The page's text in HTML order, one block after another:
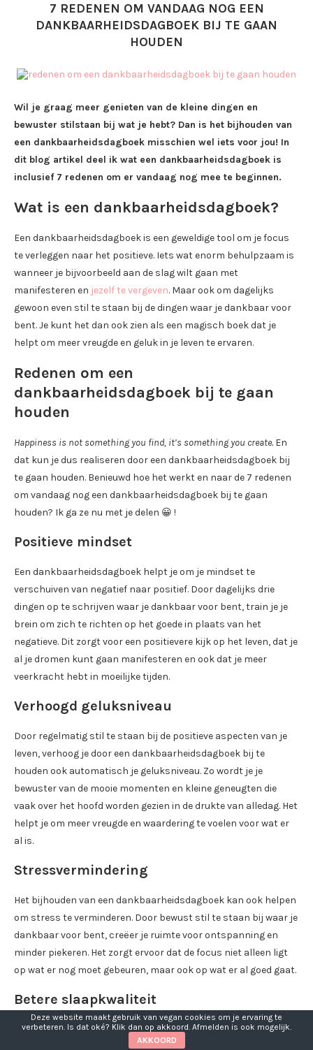
7 REDENEN OM VANDAAG NOG EEN
DANKBAARHEIDSDAGBOEK BIJ TE GAAN
HOUDEN
Wil je graag meer genieten van de kleine dingen en
bewuster stilstaan bij wat je hebt? Dan is het bijhouden van
een dankbaarheidsdagboek misschien wel iets voor jou! In
dit blog artikel deel ik wat een dankbaarheidsdagboek is
inclusief 7 redenen om er vandaag nog mee te beginnen.
Wat is een dankbaarheidsdagboek?
Een dankbaarheidsdagboek is een geweldige tool om je focus
te verleggen naar het positieve. Iets wat enorm behulpzaam is
wanneer je bijvoorbeeld aan de slag wilt gaan met
manifesteren en jezelf te vergeven. Maar ook om dagelijks
gewoon even stil te staan bij de dingen waar je dankbaar voor
bent. Je kunt het dan ook zien als een magisch boek dat je
helpt om meer vreugde en geluk in je leven te ervaren.
Redenen om een
dankbaarheidsdagboek bij te gaan
houden
Happiness is not something you find, it’s something you create. En
dat kun je dus realiseren door een dankbaarheidsdagboek bij
te gaan houden. Benieuwd hoe het werkt en naar de 7 redenen
om vandaag nog een dankbaarheidsdagboek bij te gaan
houden? Ik ga ze nu met je delen 😀 !
Positieve mindset
Een dankbaarheidsdagboek helpt je om je mindset te
verschuiven van negatief naar positief. Door dagelijks drie
dingen op te schrijven waar je dankbaar voor bent, train je je
brein om zich te richten op het goede in plaats van het
negatieve. Dit zorgt voor een positievere kijk op het leven, dat je
al je dromen kunt gaan manifesteren en ook dat je meer
veerkracht hebt in moeilijke tijden.
Verhoogd geluksniveau
Door regelmatig stil te staan bij de positieve aspecten van je
leven, verhoog je door een dankbaarheidsdagboek bij te
houden ook automatisch je geluksniveau. Zo wordt je je
bewuster van de mooie momenten en kleine geneugten die
vaak over het hoofd worden gezien in de drukte van alledag. Het
helpt je om meer vreugde en waardering te voelen voor wat er
al is.
Stressvermindering
Het bijhouden van een dankbaarheidsdagboek kan ook helpen
om stress te verminderen. Door bewust stil te staan bij waar je
dankbaar voor bent, creëer je ruimte voor ontspanning en
minder piekeren. Het zorgt ervoor dat de focus niet alleen ligt
op wat er nog moet gebeuren, maar ook op wat er al goed gaat.
Betere slaapkwaliteit
Heb je moeite met inslapen of word je ’s nachts vaak wakker?
Een dankbaarheidsdagboek kan hierbij helpen! Door voor het
Deze website maakt gebruik van vegan cookies om je ervaring te
verbeteren. Is dat oké? Klik dan op akkoord. Afmelden is ook mogelijk.
AKKOORD